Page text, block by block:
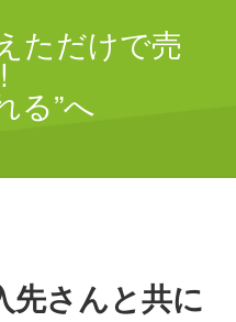
ただけで売
る”へ
先さんと共に